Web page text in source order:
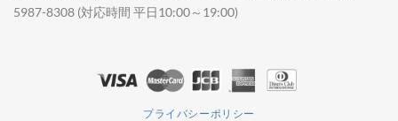
5987-8308 (対応時間 平日10:00～19:00)
プライバシーポリシー